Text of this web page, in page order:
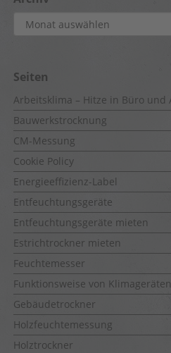
Archiv
Seiten
Arbeitsklima – Hitze in Büro und
Bauwerkstrocknung
CM-Messung
Cookie Policy
Energieeffizienz-Label
Entfeuchtungsgeräte
Entfeuchtungsgeräte mieten
Estrichtrockner mieten
Feuchtemesser
Funktionsweise von Klimageräten
Gebäudetrockner
Holzfeuchtemessung
Holztrockner